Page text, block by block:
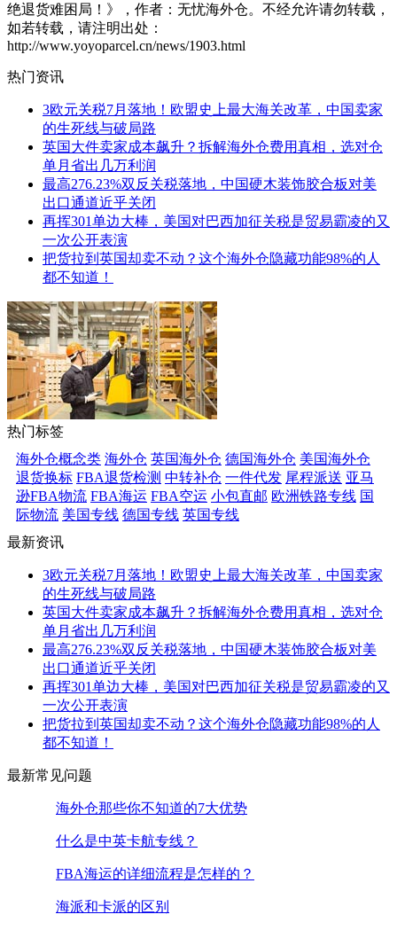
绝退货难困局！》，作者：无忧海外仓。不经允许请勿转载，
如若转载，请注明出处：
http://www.yoyoparcel.cn/news/1903.html
热门资讯
3欧元关税7月落地！欧盟史上最大海关改革，中国卖家
的生死线与破局路
英国大件卖家成本飙升？拆解海外仓费用真相，选对仓
单月省出几万利润
最高276.23%双反关税落地，中国硬木装饰胶合板对美
出口通道近乎关闭
再挥301单边大棒，美国对巴西加征关税是贸易霸凌的又
一次公开表演
把货拉到英国却卖不动？这个海外仓隐藏功能98%的人
都不知道！
热门标签
海外仓概念类 海外仓 英国海外仓 德国海外仓 美国海外仓
退货换标 FBA退货检测 中转补仓 一件代发 尾程派送 亚马
逊FBA物流 FBA海运 FBA空运 小包直邮 欧洲铁路专线 国
际物流 美国专线 德国专线 英国专线
最新资讯
3欧元关税7月落地！欧盟史上最大海关改革，中国卖家
的生死线与破局路
英国大件卖家成本飙升？拆解海外仓费用真相，选对仓
单月省出几万利润
最高276.23%双反关税落地，中国硬木装饰胶合板对美
出口通道近乎关闭
再挥301单边大棒，美国对巴西加征关税是贸易霸凌的又
一次公开表演
把货拉到英国却卖不动？这个海外仓隐藏功能98%的人
都不知道！
最新常见问题
海外仓那些你不知道的7大优势
什么是中英卡航专线？
FBA海运的详细流程是怎样的？
海派和卡派的区别